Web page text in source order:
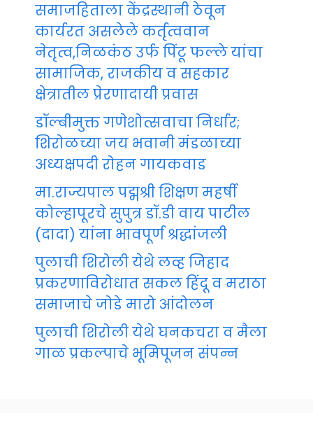
समाजहिताला केंद्रस्थानी ठेवून
कार्यरत असलेले कर्तृत्ववान
नेतृत्व,निळकंठ उर्फ पिंटू फल्ले यांचा
सामाजिक, राजकीय व सहकार
क्षेत्रातील प्रेरणादायी प्रवास
डॉल्बीमुक्त गणेशोत्सवाचा निर्धार;
शिरोळच्या जय भवानी मंडळाच्या
अध्यक्षपदी रोहन गायकवाड
मा.राज्यपाल पद्मश्री शिक्षण महर्षी
कोल्हापूरचे सुपुत्र डॉ.डी वाय पाटील
(दादा) यांना भावपूर्ण श्रद्धांजली
पुलाची शिरोली येथे लव्ह जिहाद
प्रकरणाविरोधात सकल हिंदू व मराठा
समाजाचे जोडे मारो आंदोलन
पुलाची शिरोली येथे घनकचरा व मैला
गाळ प्रकल्पाचे भूमिपूजन संपन्न